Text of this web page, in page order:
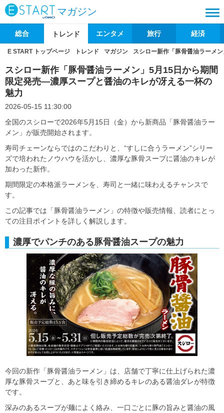
マガジン
総合 トレンド エンタメ 旅行 経済
E START トップページ トレンド マガジン スシロー新作「豚骨醤油ラーメ
スシロー新作「豚骨醤油ラーメン」5月15日から期間
限定発売―濃厚スープと醤油のキレが冴える一杯の
魅力
2026-05-15 11:30:00
全国のスシローで2026年5月15日（金）から新商品「豚骨醤油ラー
メン」が販売開始されます。
寿司チェーンならではのこだわりと、“すしに合うラーメン”シリー
ズで培われたノウハウを活かし、濃厚な豚骨スープに醤油のキレが
加わった新作。
期間限定の本格派ラーメンを、寿司と一緒に味わえるチャンスで
す。
この記事では「豚骨醤油ラーメン」の特徴や販売情報、読者にとっ
ての注目ポイントを詳しく解説します。
濃厚でパンチのある豚骨醤油スープの魅力
今回の新作「豚骨醤油ラーメン」は、店舗で丁寧に仕上げられた濃
厚な豚骨スープと、あと味を引き締めるキレのある醤油ダレが特徴
です。
深みのあるスープが麺によく絡み、一口ごとに豚の旨みと醤油の風